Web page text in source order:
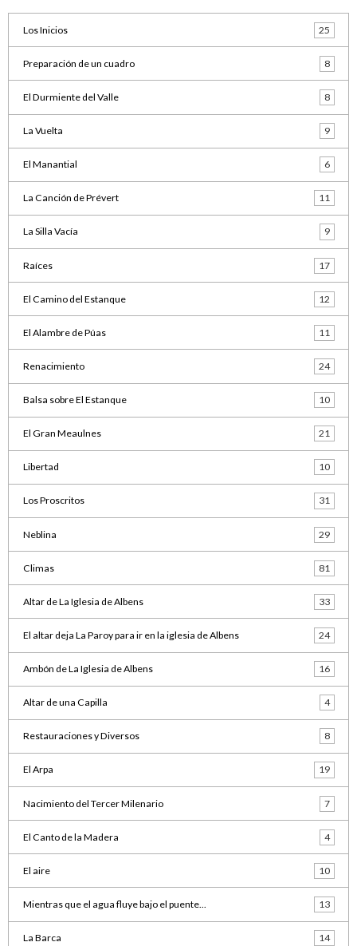
Los Inicios 25
Preparación de un cuadro 8
El Durmiente del Valle 8
La Vuelta 9
El Manantial 6
La Canción de Prévert 11
La Silla Vacía 9
Raíces 17
El Camino del Estanque 12
El Alambre de Púas 11
Renacimiento 24
Balsa sobre El Estanque 10
El Gran Meaulnes 21
Libertad 10
Los Proscritos 31
Neblina 29
Climas 81
Altar de La Iglesia de Albens 33
El altar deja La Paroy para ir en la iglesia de Albens 24
Ambón de La Iglesia de Albens 16
Altar de una Capilla 4
Restauraciones y Diversos 8
El Arpa 19
Nacimiento del Tercer Milenario 7
El Canto de la Madera 4
El aire 10
Mientras que el agua fluye bajo el puente... 13
La Barca 14